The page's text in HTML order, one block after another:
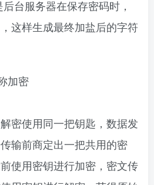
后台服务器在保存密码时，
这样生成最终加盐后的字符
加密
密使用同一把钥匙，数据发
输前商定出一把共用的密
使用密钥进行加密，密文传